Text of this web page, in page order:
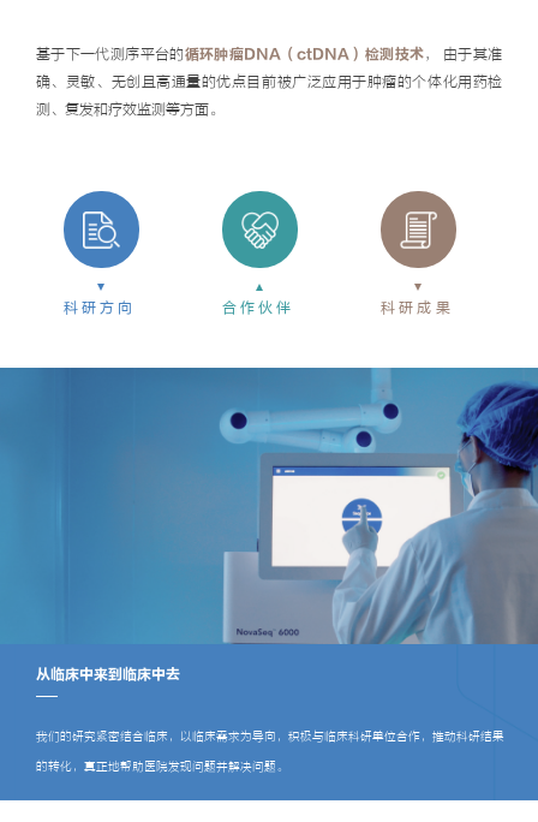
基于下一代测序平台的循环肿瘤DNA（ctDNA）检测技术， 由于其准
确、灵敏、无创且高通量的优点目前被广泛应用于肿瘤的个体化用药检
测、复发和疗效监测等方面。
科研方向 合作伙伴 科研成果
从临床中来到临床中去
我们的研究紧密结合临床，以临床需求为导向，积极与临床科研单位合作，推动科研结果
的转化，真正地帮助医院发现问题并解决问题。